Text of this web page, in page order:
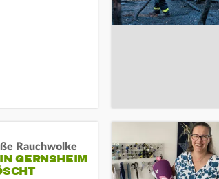
Rauchwolke
GERNSHEIM E